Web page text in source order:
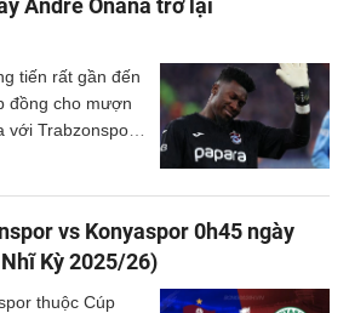
Andre Onana trở lại
tiến rất gần đến
đồng cho mượn
Trabzonspor.
biết các cuộc
hoàn tất.
vs Konyaspor 0h45 ngày
Kỳ 2025/26)
thuộc Cúp